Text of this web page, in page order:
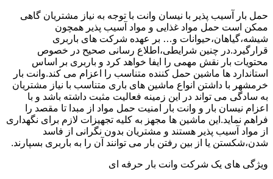
حمل بار آسیب پذیر با نیسان وانت با توجه به نیاز مشتریان گاهی
ممکن است حمل مواد غذایی و مواد آسیب پذیر همچون
شیشه،گیاهان،حیوانات و… بر عهده شرکت های باربری
قرارگیرد.در چنین شرایطی،اطلاع رسانی صحیح در خصوص
محتویات بار نقش مهمی را ایفا خواهد کرد و باربری بر اساس
استاندارد ها ماشین حمل کننده متناسب را اعزام می کند.وانت بار
خرمشهر با داشتن انواع ماشین های باری متناسب با نیاز مشتریان
به سادگی می تواند در این زمینه فعالیت مثبت داشته باشد و با
اعزام نیسان بار و وانت بار امنیت حمل مواد از مبدا تا مقصد را
فراهم نماید.این ماشین ها مجهز به کلیه تجهیزات لازم برای نگهداری
از مواد آسیب پذیر هستند و مشتریان بدون نگرانی از فاسد
شدن،شکستن یا از بین رفتن بار می توانند آن را به باربری بسپارند.
ویژگی های یک شرکت وانت بار حرفه ای